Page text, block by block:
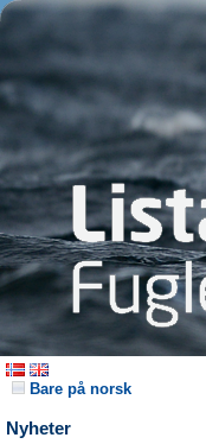
Bare på norsk
Nyheter